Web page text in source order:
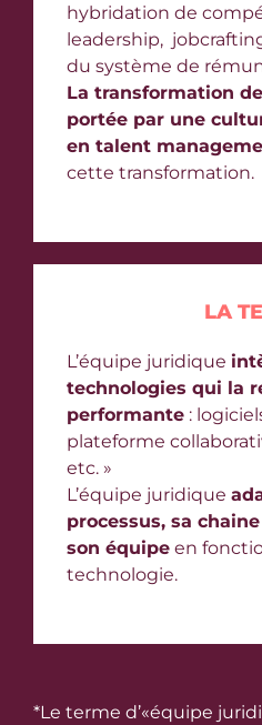
hybridation de
leadership,
du système de
La transformation
portée par une
en talent
cette transformation.
LA
L’équipe juridique
technologies qui la
performante:
plateforme
etc. »
L’équipe juridique
processus, sa
son équipeen
technologie.​
*Le terme d’«équipe